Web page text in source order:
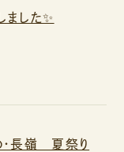
ました✨
長嶺 夏祭り